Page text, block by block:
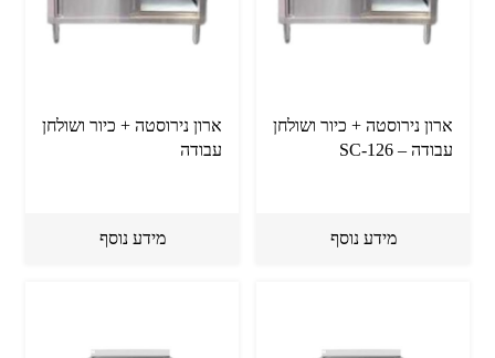
ארון נירוסטה + כיור ושולחן
עבודה – SC-126
מידע נוסף
ארון נירוסטה + כיור ושולחן
עבודה
מידע נוסף